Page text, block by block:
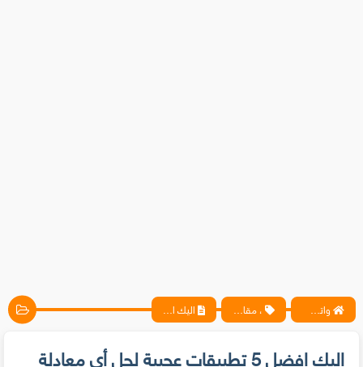
واتس آب ، فيسبوك ، أنترنت ، شروحات تقنية حصرية - المحترف ، مقالات اليك افضل 5 تطبيقات عجيبة لحل أي معادلة رياضية باستخدام هاتفك الذكي
اليك افضل 5 تطبيقات عجيبة لحل أي معادلة